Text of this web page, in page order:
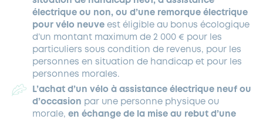
électrique ou non, ou d’une remorque électrique
pour vélo neuve est éligible au bonus écologique
d’un montant maximum de 2 000 € pour les
particuliers sous condition de revenus, pour les
personnes en situation de handicap et pour les
personnes morales.
L’achat d’un vélo à assistance électrique neuf ou
d’occasion par une personne physique ou
morale, en échange de la mise au rebut d’une